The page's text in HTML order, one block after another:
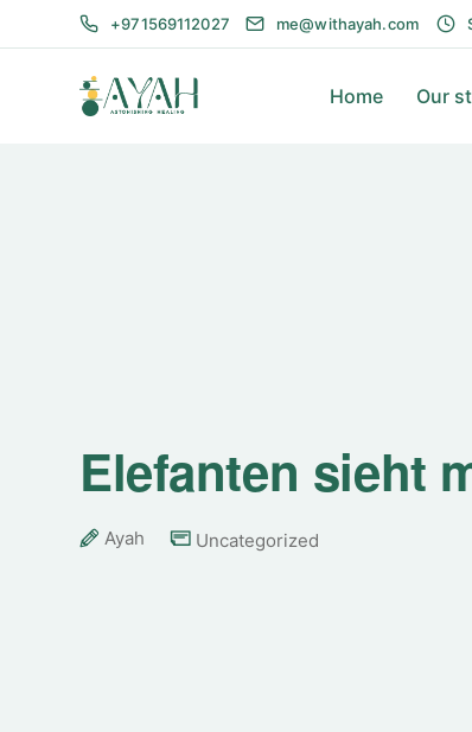
+971569112027 me@withayah.com
Home Our
Elefanten sieht
Ayah Uncategorized